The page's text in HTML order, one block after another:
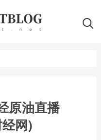
原油直播
网)